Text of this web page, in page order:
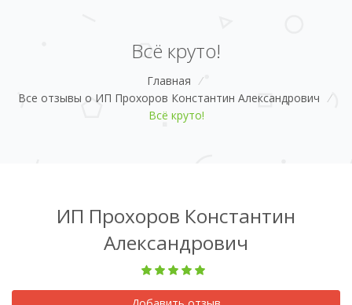
Всё круто!
Главная /
Все отзывы о ИП Прохоров Константин Александрович /
Всё круто!
ИП Прохоров Константин
Александрович